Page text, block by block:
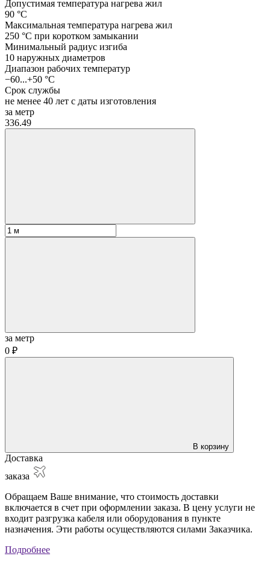
Допустимая температура нагрева жил
90 °C
Максимальная температура нагрева жил
250 °C при коротком замыкании
Минимальный радиус изгиба
10 наружных диаметров
Диапазон рабочих температур
−60...+50 °C
Срок службы
не менее 40 лет с даты изготовления
за метр
336.49
за метр
0 ₽
В корзину
Доставка
заказа
Обращаем Ваше внимание, что стоимость доставки
включается в счет при оформлении заказа. В цену услуги не
входит разгрузка кабеля или оборудования в пункте
назначения. Эти работы осуществляются силами Заказчика.
Подробнее